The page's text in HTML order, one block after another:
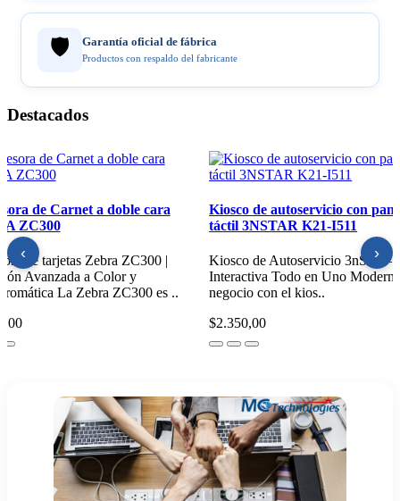
🛡️ Garantía oficial de fábrica
Productos con respaldo del fabricante
Destacados
‹
Industrial de Etiquetas
Industrial LTT644 |
Térmica de Alta Resolución
Impresora Indu..
Impresora de Carnet a
ZEBRA ZC300
Impresora de tarjetas Zebra
Impresión Avanzada a Color y
Monocromática La Zebra
$1.850,00
›